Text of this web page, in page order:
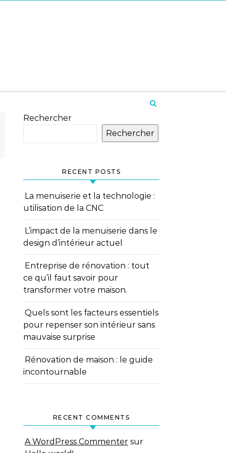
Rechercher
Rechercher
RECENT POSTS
La menuiserie et la technologie :
utilisation de la CNC
L’impact de la menuiserie dans le
design d’intérieur actuel
Entreprise de rénovation : tout
ce qu’il faut savoir pour
transformer votre maison.
Quels sont les facteurs essentiels
pour repenser son intérieur sans
mauvaise surprise
Rénovation de maison : le guide
incontournable
RECENT COMMENTS
A WordPress Commenter sur